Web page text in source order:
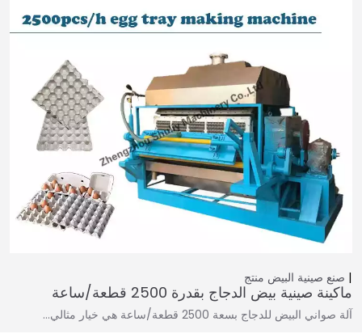
صنع صينية البيض منتج
ماكينة صينية بيض الدجاج بقدرة 2500 قطعة/ساعة
آلة صواني البيض للدجاج بسعة 2500 قطعة/ساعة هي خيار مثالي…